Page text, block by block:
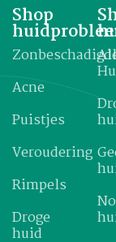
Shop
Acne
Puistjes
Veroudering
Rimpels
Droge
huid